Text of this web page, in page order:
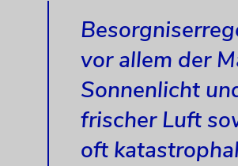
vor allem der
Sonnenlicht
frischer Luft
oft